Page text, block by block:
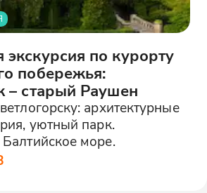
по курорту
побережья:
– старый Раушен
архитектурные
уютный парк.
море.